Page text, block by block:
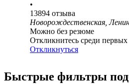
•
13894 отзыва
Новорождественская,
Можно без резюме
Откликнитесь среди первых
Откликнуться
Быстрые фильтры